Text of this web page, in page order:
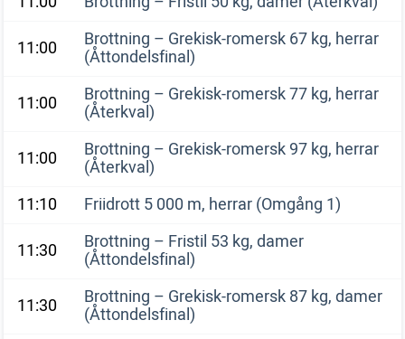
11:00
Brottning – Grekisk-romersk 67 kg, herrar
(Åttondelsfinal)
11:00
Brottning – Grekisk-romersk 77 kg, herrar
(Återkval)
11:00
Brottning – Grekisk-romersk 97 kg, herrar
(Återkval)
11:10
Friidrott 5 000 m, herrar (Omgång 1)
11:30
Brottning – Fristil 53 kg, damer
(Åttondelsfinal)
11:30
Brottning – Grekisk-romersk 87 kg, damer
(Åttondelsfinal)